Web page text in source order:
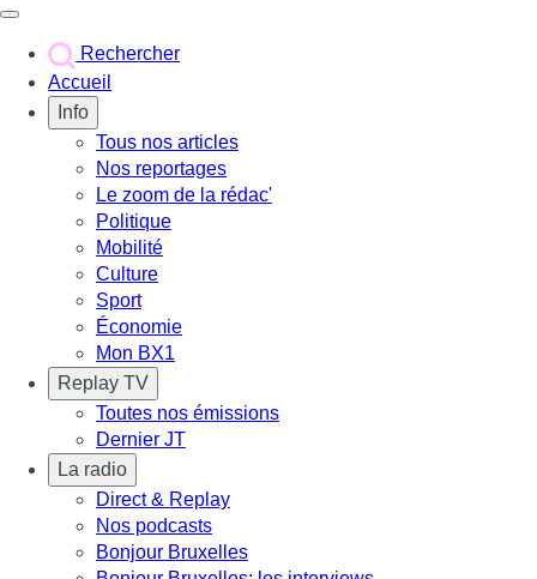
Rechercher
Accueil
Info
Tous nos articles
Nos reportages
Le zoom de la rédac'
Politique
Mobilité
Culture
Sport
Économie
Mon BX1
Replay TV
Toutes nos émissions
Dernier JT
La radio
Direct & Replay
Nos podcasts
Bonjour Bruxelles